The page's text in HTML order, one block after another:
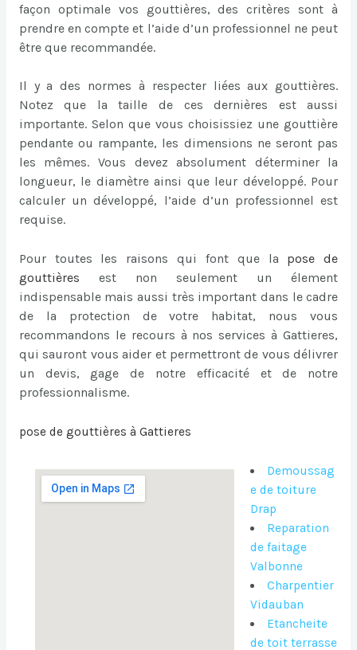
façon optimale vos gouttières, des critères sont à
prendre en compte et l’aide d’un professionnel ne peut
être que recommandée.
Il y a des normes à respecter liées aux gouttières.
Notez que la taille de ces dernières est aussi
importante. Selon que vous choisissiez une gouttière
pendante ou rampante, les dimensions ne seront pas
les mêmes. Vous devez absolument déterminer la
longueur, le diamètre ainsi que leur développé. Pour
calculer un développé, l’aide d’un professionnel est
requise.
Pour toutes les raisons qui font que la pose de
gouttières
est non seulement un élement
indispensable mais aussi très important dans le cadre
de la protection de votre habitat, nous vous
recommandons le recours à nos services à Gattieres,
qui sauront vous aider et permettront de vous délivrer
un devis, gage de notre efficacité et de notre
professionnalisme.
pose de gouttières à Gattieres
Demoussag
e de toiture
Drap
Reparation
de faitage
Valbonne
Charpentier
Vidauban
Etancheite
de toit terrasse